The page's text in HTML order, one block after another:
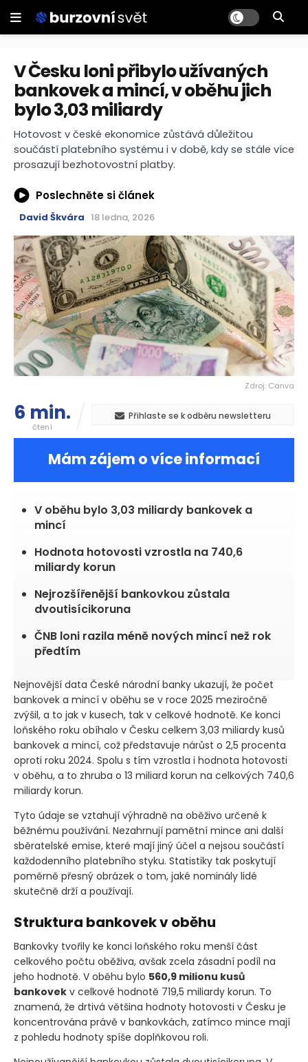
V Česku loni přibylo užívaných
bankovek a mincí, v oběhu jich
bylo 3,03 miliardy
Hotovost v české ekonomice zůstává důležitou
součástí platebního systému i v době, kdy se stále více
prosazují bezhotovostní platby.
Poslechněte si článek
David Škvára 18 ledna, 2026
Zdroj: Canva
6 min.
čtení
Přihlaste se k odběru newsletteru
Mám zájem o více informací
V oběhu bylo 3,03 miliardy bankovek a
mincí
Hodnota hotovosti vzrostla na 740,6
miliardy korun
Nejrozšířenější bankovkou zůstala
dvoutisícikoruna
ČNB loni razila méně nových mincí než rok
předtím
Nejnovější data České národní banky ukazují, že počet
bankovek a mincí v oběhu se v roce 2025 meziročně
zvýšil, a to jak v kusech, tak v celkové hodnotě. Ke konci
loňského roku obíhalo v Česku celkem 3,03 miliardy kusů
bankovek a mincí, což představuje nárůst o 2,5 procenta
oproti roku 2024. Spolu s tím vzrostla i hodnota hotovosti
v oběhu, a to zhruba o 13 miliard korun na celkových 740,6
miliardy korun.
Tyto údaje se vztahují výhradně na oběživo určené k
běžnému používání. Nezahrnují pamětní mince ani další
sběratelské emise, které mají jiný účel a nejsou součástí
každodenního platebního styku. Statistiky tak poskytují
poměrně přesný obrázek o tom, jaké nominály lidé
skutečně drží a používají.
Struktura bankovek v oběhu
Bankovky tvořily ke konci loňského roku menší část
celkového počtu oběživa, avšak zcela zásadní podíl na
jeho hodnotě. V oběhu bylo 560,9 milionu kusů
bankovek v celkové hodnotě 719,5 miliardy korun. To
znamená, že drtivá většina hodnoty hotovosti v Česku je
koncentrována právě v bankovkách, zatímco mince mají
z pohledu hodnoty spíše doplňkovou roli.